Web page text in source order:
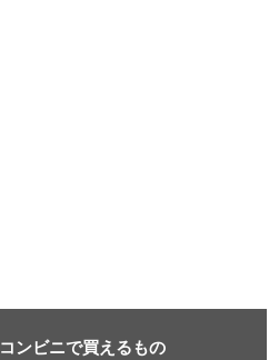
ンビニで買えるもの